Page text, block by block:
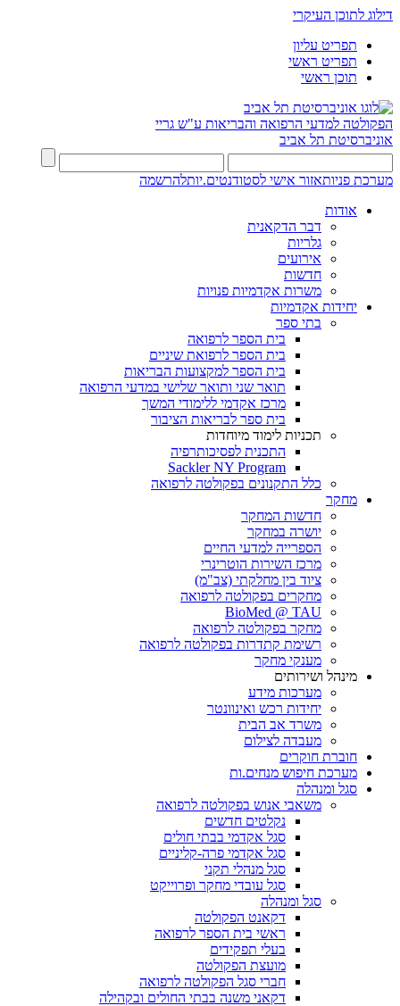
דילוג לתוכן העיקרי
תפריט עליון
תפריט ראשי
תוכן ראשי
הפקולטה למדעי הרפואה והבריאות ע"ש גריי
אוניברסיטת תל אביב
מערכת פניותאזור אישי לסטודנטים.יותלהרשמה
אודות
דבר הדקאנית
גלריות
אירועים
חדשות
משרות אקדמיות פנויות
יחידות אקדמיות
בתי ספר
בית הספר לרפואה
בית הספר לרפואת שיניים
בית הספר למקצועות הבריאות
תואר שני ותואר שלישי במדעי הרפואה
מרכז אקדמי ללימודי המשך
בית ספר לבריאות הציבור
תכניות לימוד מיוחדות
התכנית לפסיכותרפיה
Sackler NY Program
כלל התקנונים בפקולטה לרפואה
מחקר
חדשות המחקר
יושרה במחקר
הספרייה למדעי החיים
מרכז השירות הוטרינרי
ציוד בין מחלקתי (צב"מ)
מחקרים בפקולטה לרפואה
BioMed @ TAU
מחקר בפקולטה לרפואה
רשימת קתדרות בפקולטה לרפואה
מענקי מחקר
מינהל ושירותים
מערכות מידע
יחידות רכש ואינוונטר
משרד אב הבית
מעבדה לצילום
חוברת חוקרים
מערכת חיפוש מנחים.ות
סגל ומנהלה
משאבי אנוש בפקולטה לרפואה
נקלטים חדשים
סגל אקדמי בבתי חולים
סגל אקדמי פרה-קליניים
סגל מנהלי תקני
סגל עובדי מחקר ופרוייקט
סגל ומנהלה
דקאנט הפקולטה
ראשי בית הספר לרפואה
בעלי תפקידים
מועצת הפקולטה
חברי סגל הפקולטה לרפואה
דקאני משנה בבתי החולים ובקהילה